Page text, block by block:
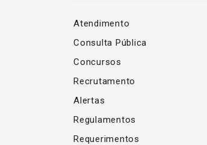
Atendimento
Consulta Pública
Concursos
Recrutamento
Alertas
Regulamentos
Requerimentos